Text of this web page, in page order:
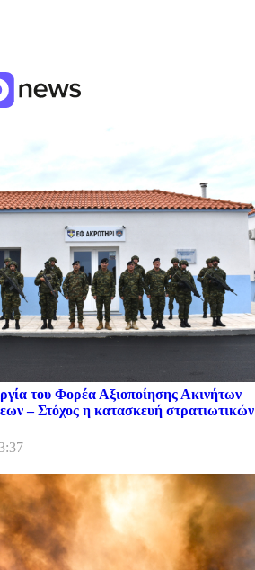
του Φορέα Αξιοποίησης Ακινήτων
– Στόχος η κατασκευή στρατιωτικών